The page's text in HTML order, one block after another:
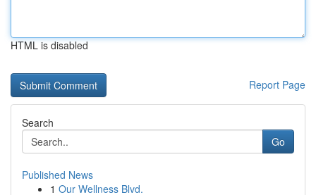
HTML is disabled
Report Page
Search
Go
Published News
1 Our Wellness Blvd.